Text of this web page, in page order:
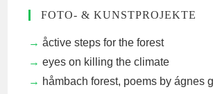
FOTO- & KUNSTPROJEKTE
åctive steps for the forest
eyes on killing the climate
håmbach forest, poems by ágnes